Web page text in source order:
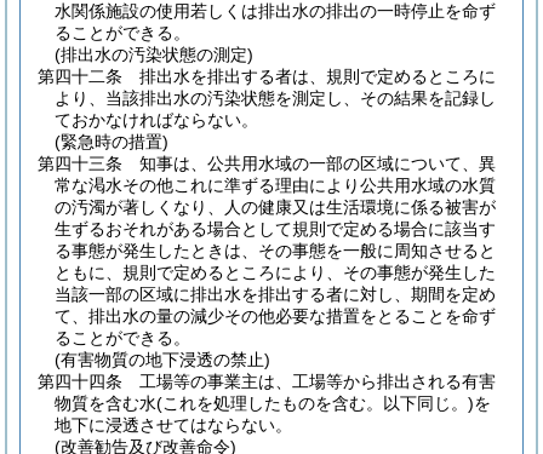
水関係施設の使用若しくは排出水の排出の一時停止を命ず
ることができる。
(排出水の汚染状態の測定)
第四十二条
排出水を排出する者は、規則で定めるところに
より、当該排出水の汚染状態を測定し、その結果を記録し
ておかなければならない。
(緊急時の措置)
第四十三条
知事は、公共用水域の一部の区域について、異
常な渇水その他これに準ずる理由により公共用水域の水質
の汚濁が著しくなり、人の健康又は生活環境に係る被害が
生ずるおそれがある場合として規則で定める場合に該当す
る事態が発生したときは、その事態を一般に周知させると
ともに、規則で定めるところにより、その事態が発生した
当該一部の区域に排出水を排出する者に対し、期間を定め
て、排出水の量の減少その他必要な措置をとることを命ず
ることができる。
(有害物質の地下浸透の禁止)
第四十四条
工場等の事業主は、工場等から排出される有害
物質を含む水(これを処理したものを含む。以下同じ。)を
地下に浸透させてはならない。
(改善勧告及び改善命令)